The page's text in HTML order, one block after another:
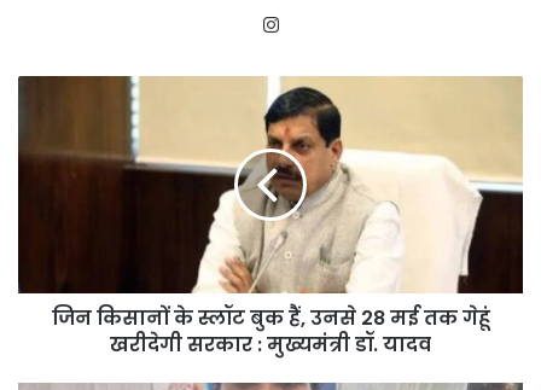
स्लॉट
मई
जिन किसानों के स्लॉट बुक हैं, उनसे 28 मई तक गेहूं
खरीदेगी सरकार : मुख्यमंत्री डॉ. यादव